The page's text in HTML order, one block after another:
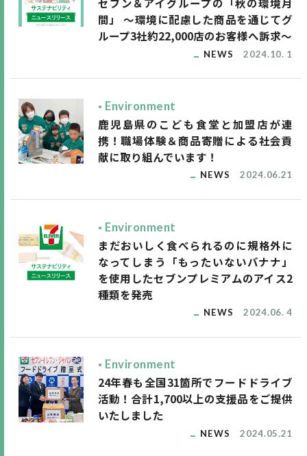
間」 ～環境に配慮した商品を通じてグ
ループ3社約22,000店のお客様へ訴求～
NEWS 2024.10. 1
Environment
鹿児島県のこども食堂と加盟店が連
携！職場体験＆商品寄贈による社会貢
献に取り組んでいます！
NEWS 2024.06.21
Environment
まだおいしく食べられるのに規格外に
なってしまう「もったいないバナナ」
を使用したセブンプレミアムのアイス2
種類を発売
NEWS 2024.06. 4
Environment
24年春も全国31箇所でフードドライブ
活動！合計1,700以上の支援品をご提供
いたしました
NEWS 2024.05.21